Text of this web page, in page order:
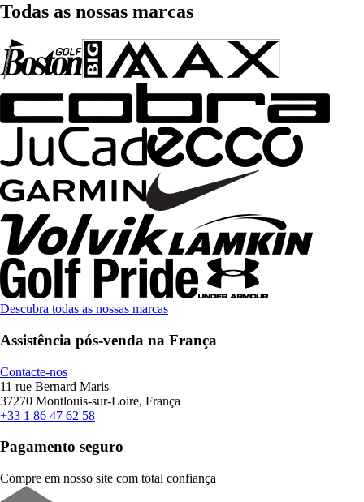
Todas as nossas marcas
Descubra todas as nossas marcas
Assistência pós-venda na França
Contacte-nos
11 rue Bernard Maris
37270 Montlouis-sur-Loire, França
+33 1 86 47 62 58
Pagamento seguro
Compre em nosso site com total confiança